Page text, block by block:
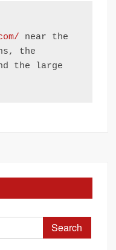
near the
the
the large
Search
for: